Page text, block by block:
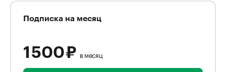
Подписка на месяц
1 500 ₽ в месяц